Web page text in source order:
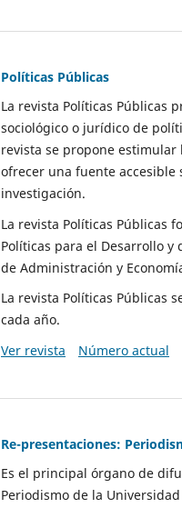
Políticas Públicas
La revista Políticas Públicas
sociológico o jurídico de
revista se propone
ofrecer una fuente accesible
investigación.
La revista Políticas Públicas
Políticas para el Desarrollo y
de Administración y
La revista Políticas Públicas
cada año.
Ver revista
Número actual
Re-presentaciones:
Es el principal órgano de
Periodismo de la